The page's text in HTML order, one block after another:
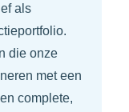
als
die onze
met een
complete,